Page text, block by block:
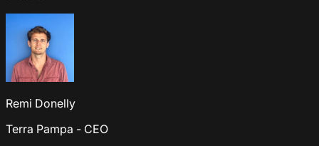
Remi Donelly
Terra Pampa - CEO